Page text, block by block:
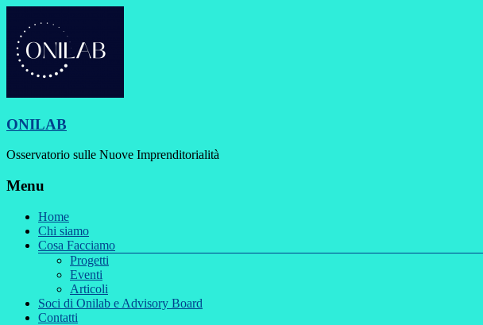
ONILAB
Osservatorio sulle Nuove Imprenditorialità
Menu
Home
Chi siamo
Cosa Facciamo
Progetti
Eventi
Articoli
Soci di Onilab e Advisory Board
Contatti